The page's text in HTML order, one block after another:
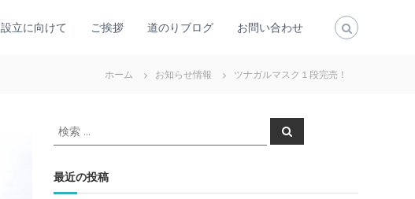
設立に向けて ご挨拶 道のりブログ お問い合わせ
ホーム お知らせ情報 ツナガルマスク１段完売！
検
索
象
:
検
索
最近の投稿